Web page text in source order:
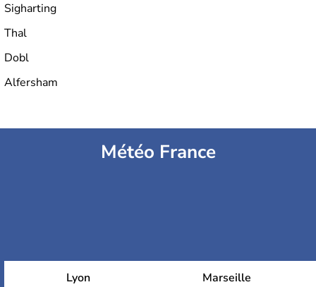
Sigharting
Thal
Dobl
Alfersham
Météo France
Lyon Marseille